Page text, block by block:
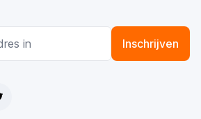
Inschrijven